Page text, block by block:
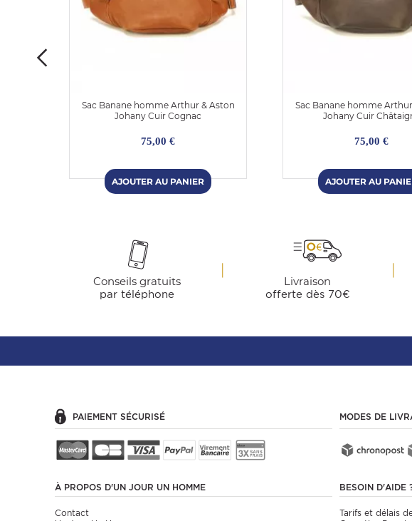
Sac Banane homme Arthur & Aston
Johany Cuir Cognac
75,00 €
Sac Banane homme
Johany Cuir
75,00 €
Conseils gratuits
par téléphone
Livraison
offerte dès 70€
PAIEMENT SÉCURISÉ MODES DE
À PROPOS D'UN JOUR UN HOMME
Contact
BESOIN D'AIDE
Tarifs et délais